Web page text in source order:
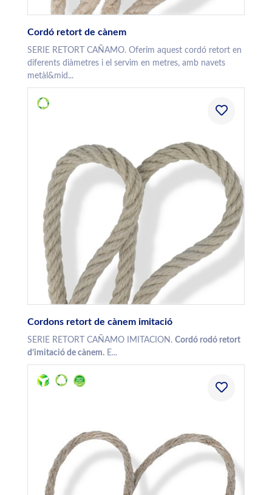
Cordó retort de cànem
SERIE RETORT CAÑAMO. Oferim aquest cordó retort en
diferents diàmetres i el servim en metres, amb navets
metàl&mid...
Cordons retort de cànem imitació
SERIE RETORT CAÑAMO IMITACION. Cordó rodó retort
d’imitació de cànem. E...